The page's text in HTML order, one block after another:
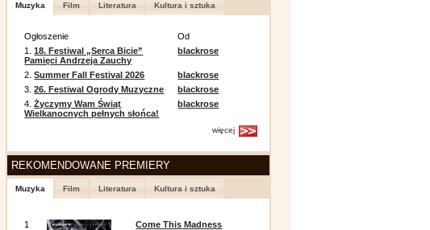
Muzyka Film Literatura Kultura i sztuka
Ogłoszenie
Od
1.18. Festiwal „Serca Bicie”
Pamięci Andrzeja Zauchy
blackrose
2.Summer Fall Festival 2026
blackrose
3.26. Festiwal Ogrody Muzyczne
blackrose
4.Życzymy Wam Świąt
Wielkanocnych pełnych słońca!
blackrose
więcej
REKOMENDOWANE PREMIERY
Muzyka Film Literatura Kultura i sztuka
1
Come This Madness